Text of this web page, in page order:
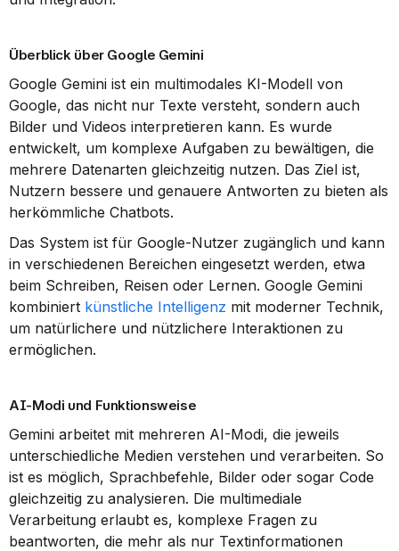
Überblick über Google Gemini
Google Gemini ist ein multimodales KI-Modell von
Google, das nicht nur Texte versteht, sondern auch
Bilder und Videos interpretieren kann. Es wurde
entwickelt, um komplexe Aufgaben zu bewältigen, die
mehrere Datenarten gleichzeitig nutzen. Das Ziel ist,
Nutzern bessere und genauere Antworten zu bieten als
herkömmliche Chatbots.
Das System ist für Google-Nutzer zugänglich und kann
in verschiedenen Bereichen eingesetzt werden, etwa
beim Schreiben, Reisen oder Lernen. Google Gemini
kombiniert künstliche Intelligenz mit moderner Technik,
um natürlichere und nützlichere Interaktionen zu
ermöglichen.
AI-Modi und Funktionsweise
Gemini arbeitet mit mehreren AI-Modi, die jeweils
unterschiedliche Medien verstehen und verarbeiten. So
ist es möglich, Sprachbefehle, Bilder oder sogar Code
gleichzeitig zu analysieren. Die multimediale
Verarbeitung erlaubt es, komplexe Fragen zu
beantworten, die mehr als nur Textinformationen